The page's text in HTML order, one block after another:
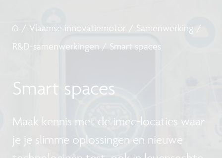
/ Vlaamse innovatiemotor / Samenwerking /
R&D-samenwerkingen / Smart spaces
Smart spaces
Maak kennis met de imec-locaties waar
je je slimme oplossingen en nieuwe